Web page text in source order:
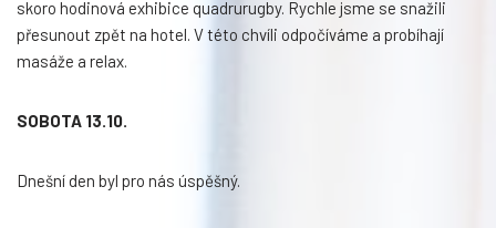
skoro hodinová exhibice quadrurugby. Rychle jsme se snažili
přesunout zpět na hotel. V této chvíli odpočíváme a probíhají
masáže a relax.
SOBOTA 13.10.
Dnešní den byl pro nás úspěšný.